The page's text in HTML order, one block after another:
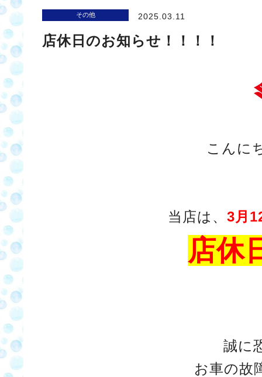
その他 2025.03.11
店休日のお知らせ！！！！
こんに
当店は、 3月
店休
誠に
お車の故